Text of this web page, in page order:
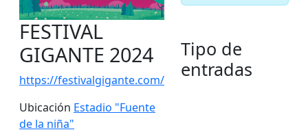
FESTIVAL
GIGANTE 2024
https://festivalgigante.com/
Ubicación Estadio "Fuente
de la niña"
Tipo de
entradas